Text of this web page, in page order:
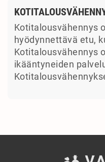
Kotitalousvähennys
hyödynnettävä etu,
Kotitalousvähennys
ikääntyneiden